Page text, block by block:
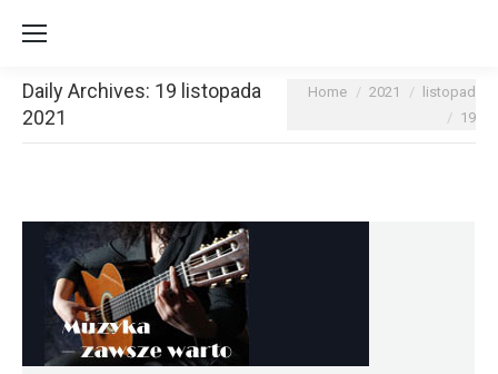
Daily Archives: 19 listopada
2021
You are here:
Home 2021
listopad
19